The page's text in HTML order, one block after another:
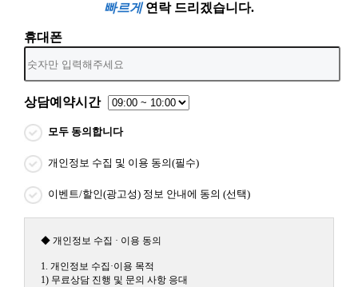
빠르게연락 드리겠습니다.
휴대폰
상담예약시간
모두 동의합니다
개인정보 수집 및 이용 동의(필수)
이벤트/할인(광고성) 정보 안내에 동의 (선택)
◆ 개인정보 수집 · 이용 동의
1. 개인정보 수집·이용 목적
1) 무료상담 진행 및 문의 사항 응대